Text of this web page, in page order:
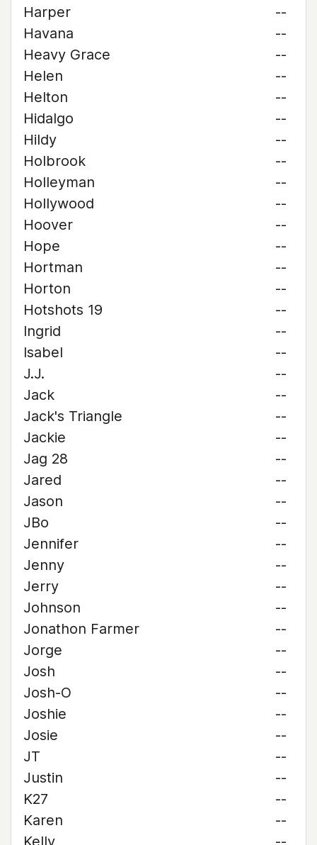
Harper
--
Havana
--
Heavy Grace
--
Helen
--
Helton
--
Hidalgo
--
Hildy
--
Holbrook
--
Holleyman
--
Hollywood
--
Hoover
--
Hope
--
Hortman
--
Horton
--
Hotshots 19
--
Ingrid
--
Isabel
--
J.J.
--
Jack
--
Jack's Triangle
--
Jackie
--
Jag 28
--
Jared
--
Jason
--
JBo
--
Jennifer
--
Jenny
--
Jerry
--
Johnson
--
Jonathon Farmer
--
Jorge
--
Josh
--
Josh-O
--
Joshie
--
Josie
--
JT
--
Justin
--
K27
--
Karen
--
Kelly
--